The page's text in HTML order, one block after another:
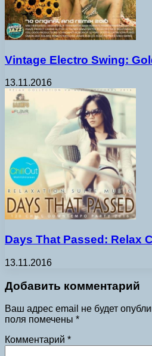
Vintage Electro Swing:
13.11.2016
Days That Passed: Relax
13.11.2016
Добавить комментарий
Ваш адрес email не будет
поля помечены *
Комментарий *